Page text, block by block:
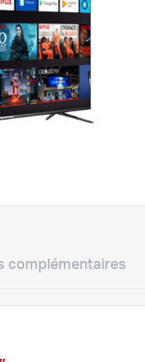
complémentaires